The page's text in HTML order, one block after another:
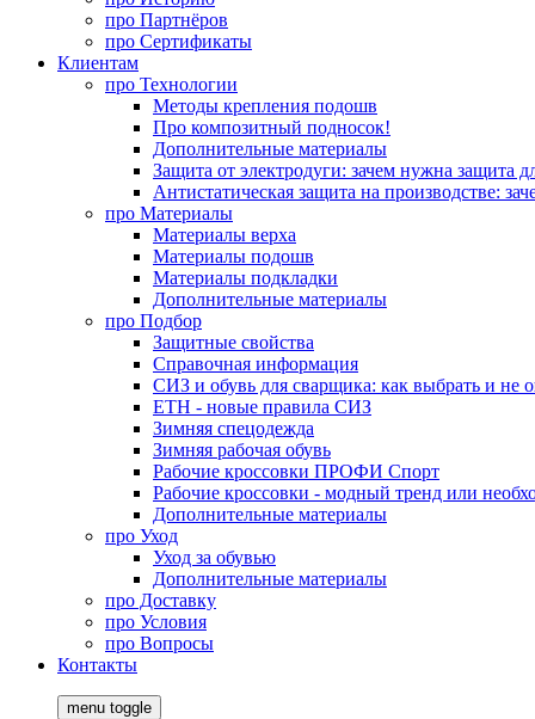
про Партнёров
про Сертификаты
Клиентам
про Технологии
Методы крепления подошв
Про композитный подносок!
Дополнительные материалы
Защита от электродуги: зачем нужна защита
Антистатическая защита на производстве:
про Материалы
Материалы верха
Материалы подошв
Материалы подкладки
Дополнительные материалы
про Подбор
Защитные свойства
Справочная информация
СИЗ и обувь для сварщика: как выбрать и не
ЕТН - новые правила СИЗ
Зимняя спецодежда
Зимняя рабочая обувь
Рабочие кроссовки ПРОФИ Спорт
Рабочие кроссовки - модный тренд или
Дополнительные материалы
про Уход
Уход за обувью
Дополнительные материалы
про Доставку
про Условия
про Вопросы
Контакты
menu toggle